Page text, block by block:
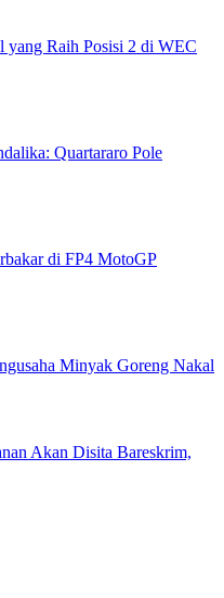
yang Raih Posisi 2 di WEC
Quartararo Pole
di FP4 MotoGP
Minyak Goreng Nakal
Akan Disita Bareskrim,